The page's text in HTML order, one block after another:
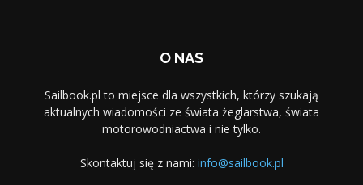
O NAS
Sailbook.pl to miejsce dla wszystkich, którzy szukają
aktualnych wiadomości ze świata żeglarstwa, świata
motorowodniactwa i nie tylko.
Skontaktuj się z nami: info@sailbook.pl